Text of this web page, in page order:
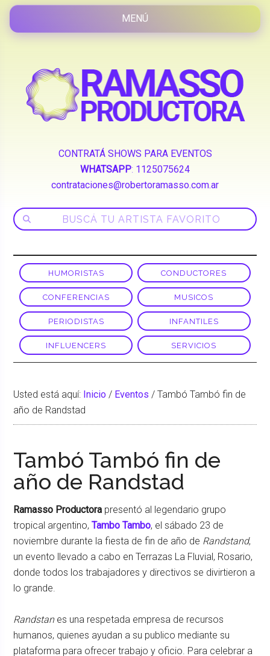
CONTRATÁ SHOWS PARA EVENTOS
WHATSAPP: 1125075624
contrataciones@robertoramasso.com.ar
HUMORISTAS CONDUCTORES
CONFERENCIAS MUSICOS
PERIODISTAS INFANTILES
INFLUENCERS SERVICIOS
Usted está aquí: Inicio / Eventos / Tambó Tambó fin de
año de Randstad
Tambó Tambó fin de
año de Randstad
Ramasso Productora presentó al legendario grupo
tropical argentino,Tambo Tambo, el sábado 23 de
noviembre durante la fiesta de fin de año de Randstand,
un evento llevado a cabo en Terrazas La Fluvial, Rosario,
donde todos los trabajadores y directivos se divirtieron a
lo grande.
Randstanes una respetada empresa de recursos
humanos, quienes ayudan a su publico mediante su
plataforma para ofrecer trabajo y oficio. Para celebrar a